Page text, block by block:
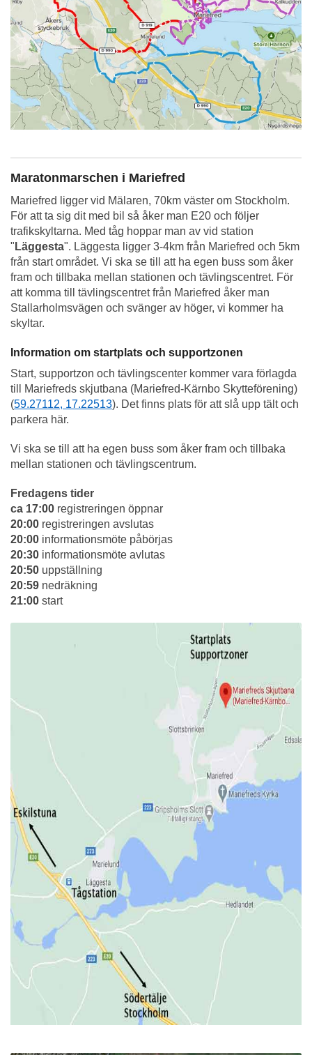
Maratonmarschen i Mariefred
Mariefred ligger vid Mälaren, 70km väster om Stockholm.
För att ta sig dit med bil så åker man E20 och följer
trafikskyltarna. Med tåg hoppar man av vid station
" Läggesta". Läggesta ligger 3-4km från Mariefred och 5km
från start området. Vi ska se till att ha egen buss som åker
fram och tillbaka mellan stationen och tävlingscentret. För
att komma till tävlingscentret från Mariefred åker man
Stallarholmsvägen och svänger av höger, vi kommer ha
skyltar.
Information om startplats och supportzonen
Start, supportzon och tävlingscenter kommer vara förlagda
till Mariefreds skjutbana (Mariefred-Kärnbo Skytteförening)
(59.27112, 17.22513). Det finns plats för att slå upp tält och
parkera här.
Vi ska se till att ha egen buss som åker fram och tillbaka
mellan stationen och tävlingscentrum.
Fredagens tider
ca 17:00 registreringen öppnar
20:00 registreringen avslutas
20:00 informationsmöte påbörjas
20:30 informationsmöte avlutas
20:50 uppställning
20:59 nedräkning
21:00 start